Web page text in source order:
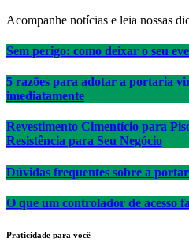
Acompanhe notícias e leia nossas
Sem perigo: como deixar o seu
5 razões para adotar a portaria
imediatamente
Revestimento Cimentício para
Resistência para Seu Negócio
Dúvidas frequentes sobre a
O que um controlador de acesso
Praticidade para você